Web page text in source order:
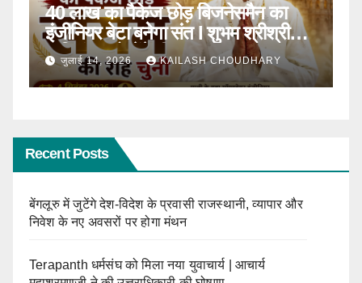
ठाणे में पहली बार होगा सीरवी समाज युवक-
युवती परिचय सम्मेलन
जून 13, 2026 KAILASH CHOUDHARY
Recent Posts
बेंगलूरु में जुटेंगे देश-विदेश के प्रवासी राजस्थानी, व्यापार और
निवेश के नए अवसरों पर होगा मंथन
Terapanth धर्मसंघ को मिला नया युवाचार्य | आचार्य